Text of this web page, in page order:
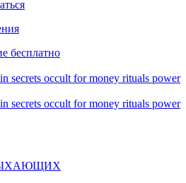
бесплатно
secrets occult for money rituals power
secrets occult for money rituals power